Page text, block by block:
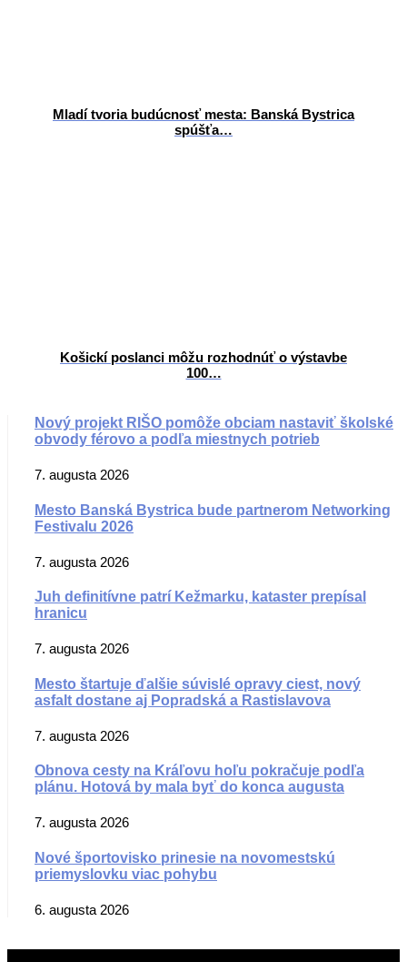
Mladí tvoria budúcnosť mesta: Banská Bystrica
spúšťa…
Košickí poslanci môžu rozhodnúť o výstavbe
100…
Nový projekt RIŠO pomôže obciam nastaviť školské
obvody férovo a podľa miestnych potrieb
7. augusta 2026
Mesto Banská Bystrica bude partnerom Networking
Festivalu 2026
7. augusta 2026
Juh definitívne patrí Kežmarku, kataster prepísal
hranicu
7. augusta 2026
Mesto štartuje ďalšie súvislé opravy ciest, nový
asfalt dostane aj Popradská a Rastislavova
7. augusta 2026
Obnova cesty na Kráľovu hoľu pokračuje podľa
plánu. Hotová by mala byť do konca augusta
7. augusta 2026
Nové športovisko prinesie na novomestskú
priemyslovku viac pohybu
6. augusta 2026